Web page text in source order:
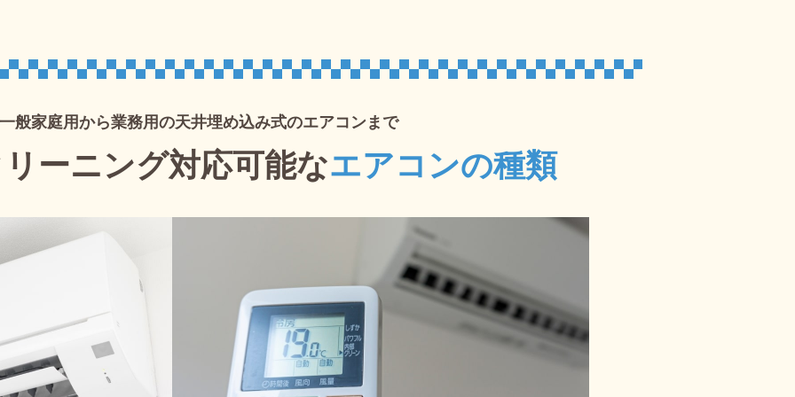
一般家庭用から業務用の天井埋め込み式のエアコンまで
ーニング対応可能なエアコンの種類